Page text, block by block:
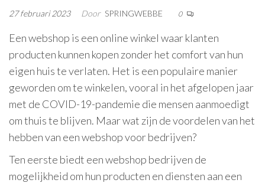
27 februari 2023 Door SPRINGWEBBE 0
Een webshop is een online winkel waar klanten
producten kunnen kopen zonder het comfort van hun
eigen huis te verlaten. Het is een populaire manier
geworden om te winkelen, vooral in het afgelopen jaar
met de COVID-19-pandemie die mensen aanmoedigt
om thuis te blijven. Maar wat zijn de voordelen van het
hebben van een webshop voor bedrijven?
Ten eerste biedt een webshop bedrijven de
mogelijkheid om hun producten en diensten aan een